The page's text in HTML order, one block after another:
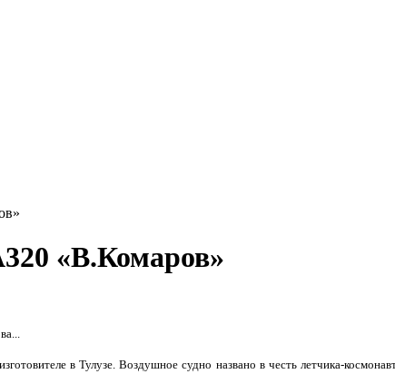
«В.Комаров»
в Тулузе. Воздушное судно названо в честь летчика-